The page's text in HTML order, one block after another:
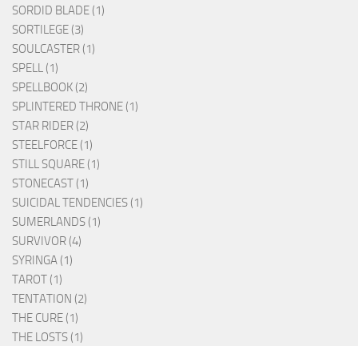
SORDID BLADE (1)
SORTILEGE (3)
SOULCASTER (1)
SPELL (1)
SPELLBOOK (2)
SPLINTERED THRONE (1)
STAR RIDER (2)
STEELFORCE (1)
STILL SQUARE (1)
STONECAST (1)
SUICIDAL TENDENCIES (1)
SUMERLANDS (1)
SURVIVOR (4)
SYRINGA (1)
TAROT (1)
TENTATION (2)
THE CURE (1)
THE LOSTS (1)